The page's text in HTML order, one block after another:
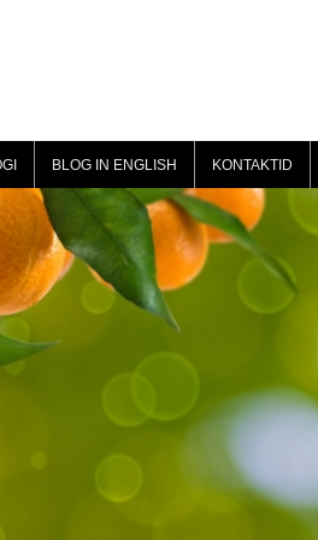
BLOG IN ENGLISH KONTAKTID